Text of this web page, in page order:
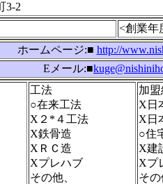
3-2
<創業年
ホームページ:■ http://
Eメール:■
工法
○在来工法
X２*４工法
X鉄骨造
XＲＣ造
Xプレハブ
その他、
加
X日
X日
○住
X建
Xプ
そ